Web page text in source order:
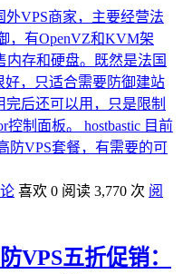
外VPS商家，主要经营法
，有OpenVZ和KVM架
存和硬盘。既然是法国
，只适合需要防御建站
完后还可以用，只是限制
控制面板。 hostbastic 目前
防VPS套餐，有需要的可
喜欢 0 阅读 3,770 次 阅
VPS五折促销：